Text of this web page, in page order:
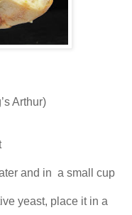
Arthur)
and in a small cup
yeast, place it in a